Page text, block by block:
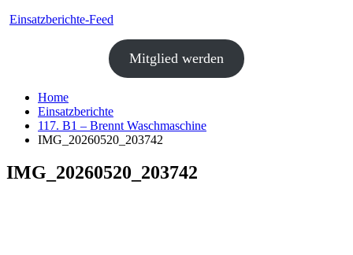
Einsatzberichte-Feed
Mitglied werden
Home
Einsatzberichte
117. B1 – Brennt Waschmaschine
IMG_20260520_203742
IMG_20260520_203742